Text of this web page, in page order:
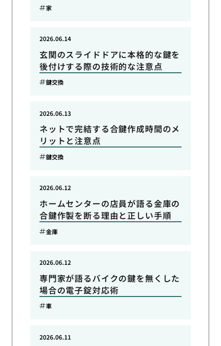
家
玄関のスライドドアに本格的な鍵を
後付けする際の技術的な注意点
2026.06.14
鍵交換
ネットで完結する合鍵作成時間のメ
リットと注意点
2026.06.13
鍵交換
ホームセンターの店員が語る金庫の
合鍵作製を断る理由と正しい手順
2026.06.12
金庫
専門家が語るバイクの鍵を無くした
場合の電子錠対応術
2026.06.12
車
2026.06.11